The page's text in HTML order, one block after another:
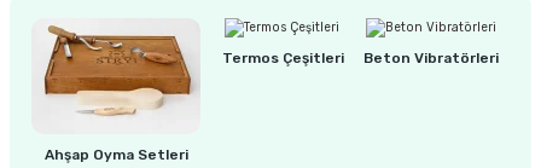
180,00 TL
Ahşap Oyma Setleri
Termos Çeşitleri Beton Vibratörleri